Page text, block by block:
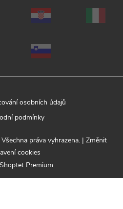
osobních údajů
podmínky
Premium
Všechna práva vyhrazena. | Změnit
cookies